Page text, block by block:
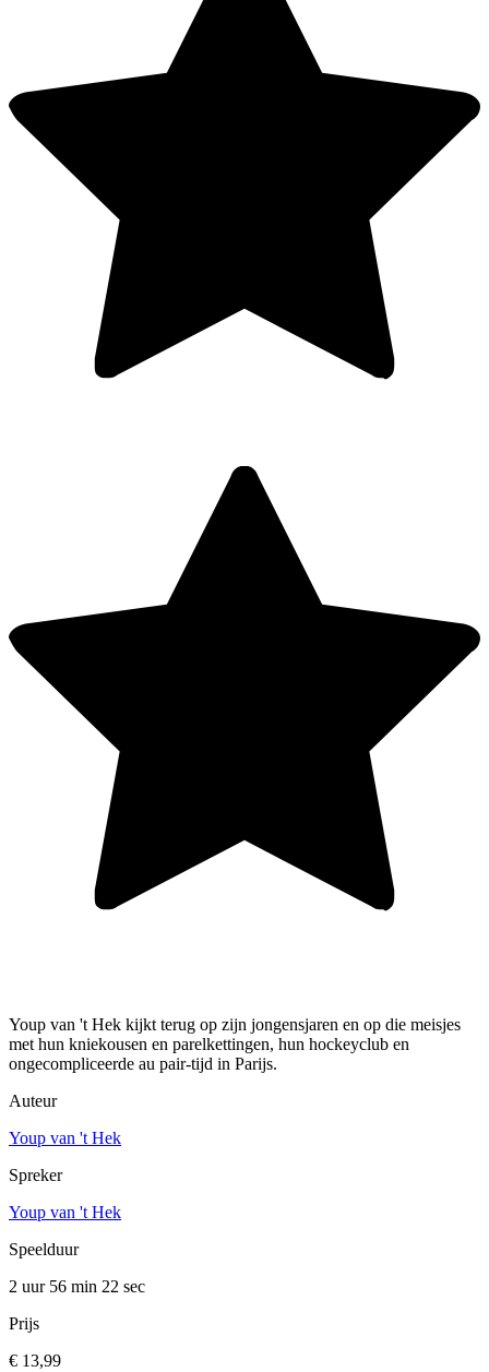
Youp van 't Hek kijkt terug op zijn jongensjaren en op die meisjes
met hun kniekousen en parelkettingen, hun hockeyclub en
ongecompliceerde au pair-tijd in Parijs.
Auteur
Youp van 't Hek
Spreker
Youp van 't Hek
Speelduur
2 uur 56 min 22 sec
Prijs
€ 13,99